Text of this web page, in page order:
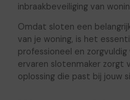
inbraakbeveiliging van
Omdat sloten een
van je woning, is het
professioneel en
ervaren slotenmaker zorgt
oplossing die past bij jouw